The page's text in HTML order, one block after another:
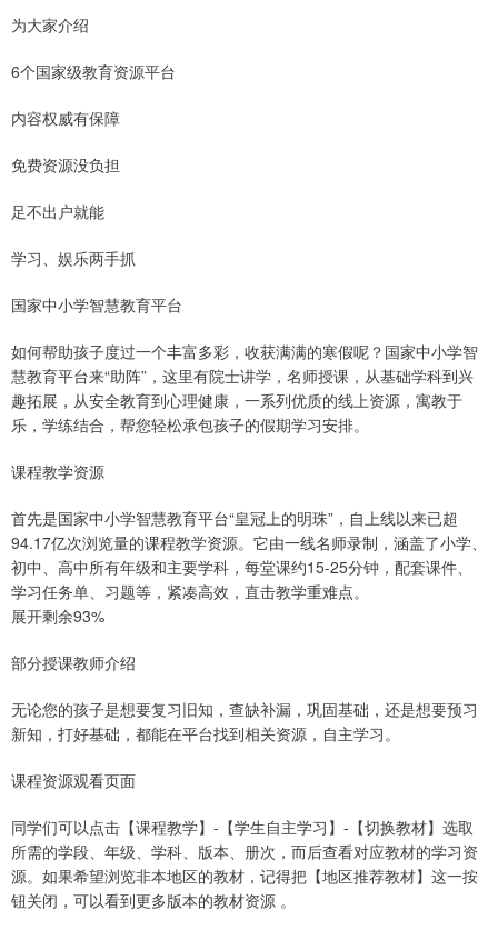
为大家介绍
6个国家级教育资源平台
内容权威有保障
免费资源没负担
足不出户就能
学习、娱乐两手抓
国家中小学智慧教育平台
如何帮助孩子度过一个丰富多彩，收获满满的寒假呢？国家中小学智
慧教育平台来“助阵”，这里有院士讲学，名师授课，从基础学科到兴
趣拓展，从安全教育到心理健康，一系列优质的线上资源，寓教于
乐，学练结合，帮您轻松承包孩子的假期学习安排。
课程教学资源
首先是国家中小学智慧教育平台“皇冠上的明珠”，自上线以来已超
94.17亿次浏览量的课程教学资源。它由一线名师录制，涵盖了小学、
初中、高中所有年级和主要学科，每堂课约15-25分钟，配套课件、
学习任务单、习题等，紧凑高效，直击教学重难点。
展开剩余93%
部分授课教师介绍
无论您的孩子是想要复习旧知，查缺补漏，巩固基础，还是想要预习
新知，打好基础，都能在平台找到相关资源，自主学习。
课程资源观看页面
同学们可以点击【课程教学】-【学生自主学习】-【切换教材】选取
所需的学段、年级、学科、版本、册次，而后查看对应教材的学习资
源。如果希望浏览非本地区的教材，记得把【地区推荐教材】这一按
钮关闭，可以看到更多版本的教材资源 。